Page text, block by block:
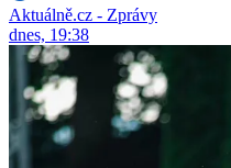
Aktuálně.cz - Zprávy
dnes, 19:38